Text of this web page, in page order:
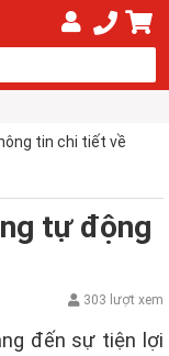
tin chi tiết về
tự động
303 lượt xem
đến sự tiện lợi